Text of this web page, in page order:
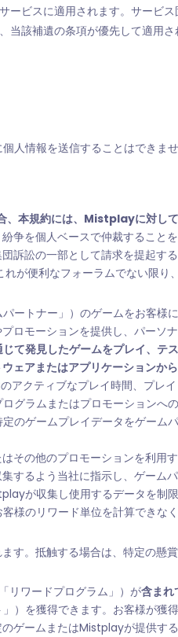
ビスに適用されます。サービ
該補遺の条項が優先して適用さ
情報を送信することはできま
本規約には、Mistplayに対し
争を個人ベースで仲裁すること
訴訟の一部として請求を提起す
が便利なフォーラムでない限
トナー」）のゲームをお客様
ロモーションを提供し、パーソ
て発見したゲームをプレイ、
ェアまたはアプリケーションか
クティブなプレイ時間、プレ
ラムまたはプロモーションへ
ゲームプレイデータをゲーム
その他のプロモーションを利用
するよう当社に指示し、ゲーム
が収集し使用するデータを
のリワード単位を計算できな
す。抵触する場合は、特定の懸
「リワードプログラム」）が含まれ
）を獲得できます。お客様が
ゲームまたはMistplayが提供す